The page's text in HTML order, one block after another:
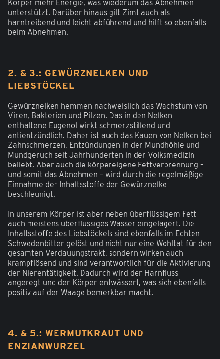
Körper mehr Energie, was wiederum das Abnehmen
unterstützt. Darüber hinaus gilt Zimt auch als
harntreibend und leicht abführend und hilft so ebenfalls
beim Abnehmen.
2. & 3.: GEWÜRZNELKEN UND
LIEBSTÖCKEL
Gewürznelken hemmen nachweislich das Wachstum von
Viren, Bakterien und Pilzen. Das in den Nelken
enthaltene Eugenol wirkt schmerzstillend und
antientzündlich. Daher ist auch das Kauen von Nelken bei
Zahnschmerzen, Entzündungen in der Mundhöhle und
Mundgeruch seit Jahrhunderten in der Volksmedizin
beliebt. Aber auch die körpereigene Fettverbrennung –
und somit das Abnehmen – wird durch die regelmäßige
Einnahme der Inhaltsstoffe der Gewürznelke
beschleunigt.
In unserem Körper ist aber neben überflüssigem Fett
auch meistens überflüssiges Wasser eingelagert. Die
Inhaltsstoffe des Liebstöckels sind ebenfalls im Echten
Schwedenbitter gelöst und nicht nur eine Wohltat für den
gesamten Verdauungstrakt, sondern wirken auch
krampflösend und sind verantwortlich für die Aktivierung
der Nierentätigkeit. Dadurch wird der Harnfluss
angeregt und der Körper entwässert, was sich ebenfalls
positiv auf der Waage bemerkbar macht.
4. & 5.: WERMUTKRAUT UND
ENZIANWURZEL